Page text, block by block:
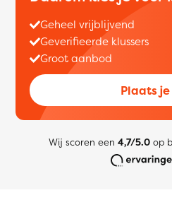
Geheel vrijblijvend
Geverifieerde klussers
Groot aanbod
Plaats
Wij scoren een 4,7/5.0op